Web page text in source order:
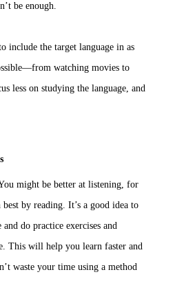
be enough.
include the target language in as
watching movies to
less on studying the language, and
might be better at listening, for
by reading. It’s a good idea to
do practice exercises and
This will help you learn faster and
waste your time using a method